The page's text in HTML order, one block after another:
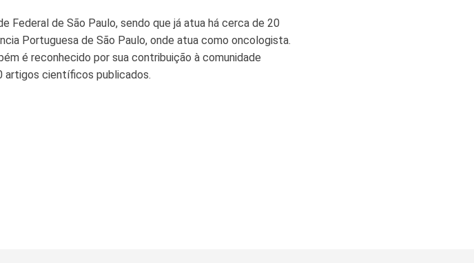
Federal de São Paulo, sendo que já atua há cerca de 20
Portuguesa de São Paulo, onde atua como oncologista.
é reconhecido por sua contribuição à comunidade
artigos científicos publicados.